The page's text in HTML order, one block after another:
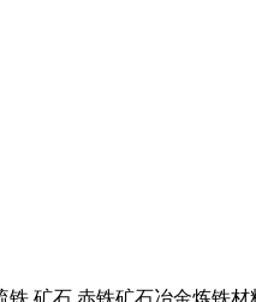
矿石 赤铁矿石冶金炼铁